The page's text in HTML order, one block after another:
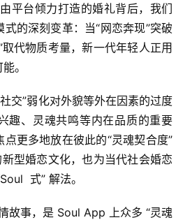
平台倾力打造的婚礼背后，我们
的深刻变革：当“网恋奔现”突破
代物质考量，新一代年轻人正用
。
交”弱化对外貌等外在因素的过度
趣、灵魂共鸣等内在品质的重要
更多地放在彼此的“灵魂契合度”
型婚恋文化，也为当代社会婚恋
式” 解法。
故事，是 Soul App 上众多 “灵魂